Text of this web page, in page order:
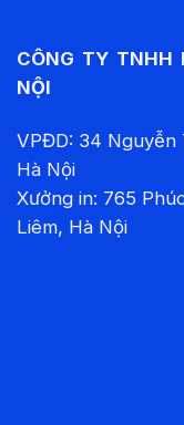
CÔNG TY TNHH
NỘI
VPĐD: 34 Nguyễn
Hà Nội
Xưởng in: 765
Liêm, Hà Nội